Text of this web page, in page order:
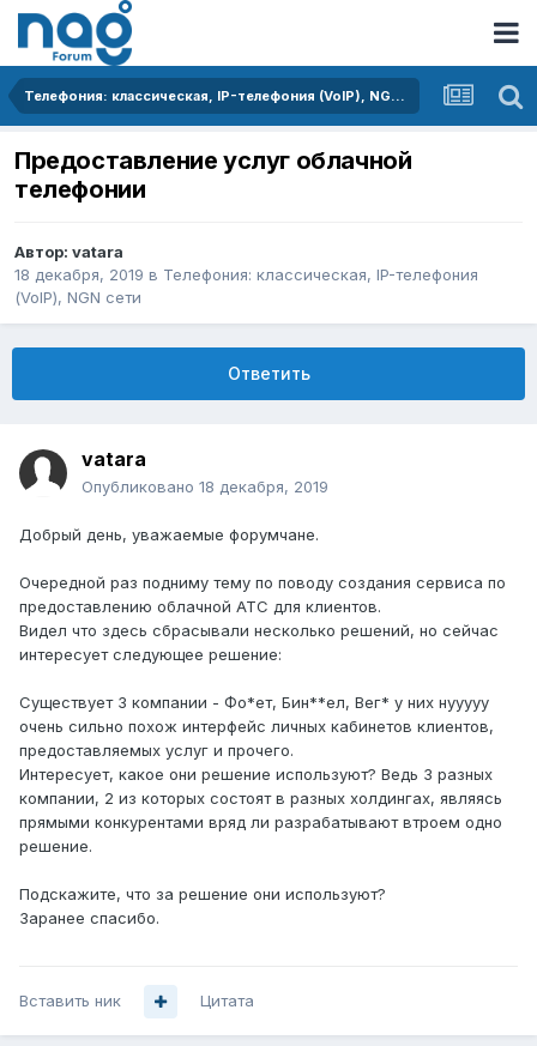
Телефония: классическая, IP-телефония (VoIP), NGN сети
Предоставление услуг облачной
телефонии
Автор: vatara
18 декабря, 2019 в Телефония: классическая, IP-телефония
(VoIP), NGN сети
Ответить
vatara
Опубликовано 18 декабря, 2019
Добрый день, уважаемые форумчане.
Очередной раз подниму тему по поводу создания сервиса по
предоставлению облачной АТС для клиентов.
Видел что здесь сбрасывали несколько решений, но сейчас
интересует следующее решение:
Существует 3 компании - Фо*ет, Бин**ел, Вег* у них нууууу
очень сильно похож интерфейс личных кабинетов клиентов,
предоставляемых услуг и прочего.
Интересует, какое они решение используют? Ведь 3 разных
компании, 2 из которых состоят в разных холдингах, являясь
прямыми конкурентами вряд ли разрабатывают втроем одно
решение.
Подскажите, что за решение они используют?
Заранее спасибо.
Вставить ник Цитата